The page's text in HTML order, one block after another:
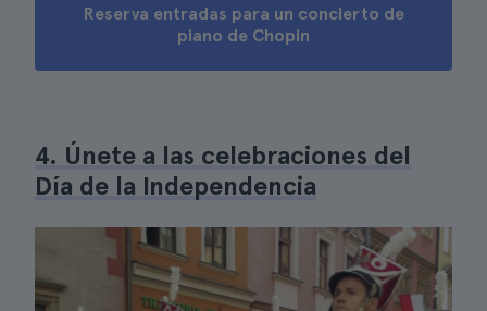
Reserva entradas para un concierto de
piano de Chopin
4. Únete a las celebraciones del
Día de la Independencia